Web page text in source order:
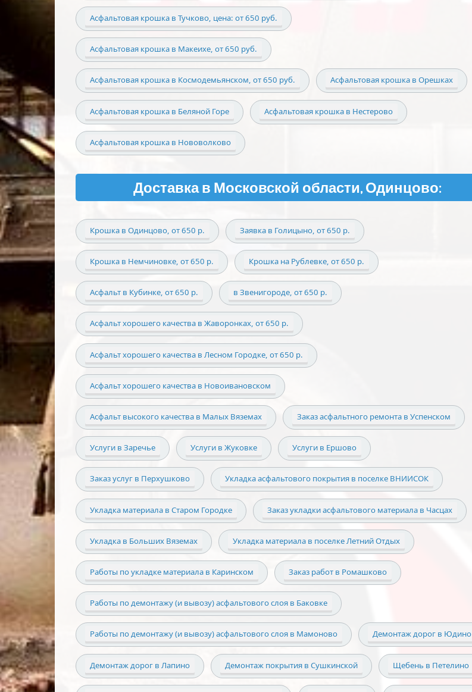
Асфальтовая крошка в Тучково, цена: от 650 руб.
Асфальтовая крошка в Макеихе, от 650 руб.
Асфальтовая крошка в Космодемьянском, от 650 руб. Асфальтовая крошка в Орешках
Асфальтовая крошка в Беляной Горе Асфальтовая крошка в Нестерово
Асфальтовая крошка в Нововолково
Доставка в Московской области, Одинцово:
Крошка в Одинцово, от 650 р. Заявка в Голицыно, от 650 р.
Крошка в Немчиновке, от 650 р. Крошка на Рублевке, от 650 р.
Асфальт в Кубинке, от 650 р. в Звенигороде, от 650 р.
Асфальт хорошего качества в Жаворонках, от 650 р.
Асфальт хорошего качества в Лесном Городке, от 650 р.
Асфальт хорошего качества в Новоивановском
Асфальт высокого качества в Малых Вяземах Заказ асфальтного ремонта в Успенском
Услуги в Заречье Услуги в Жуковке Услуги в Ершово
Заказ услуг в Перхушково Укладка асфальтового покрытия в поселке ВНИИСОК
Укладка материала в Старом Городке Заказ укладки асфальтового материала в Часцах
Укладка в Больших Вяземах Укладка материала в поселке Летний Отдых
Работы по укладке материала в Каринском Заказ работ в Ромашково
Работы по демонтажу (и вывозу) асфальтового слоя в Баковке
Работы по демонтажу (и вывозу) асфальтового слоя в Мамоново Демонтаж дорог в Юдино
Демонтаж дорог в Лапино Демонтаж покрытия в Сушкинской Щебень в Петелино